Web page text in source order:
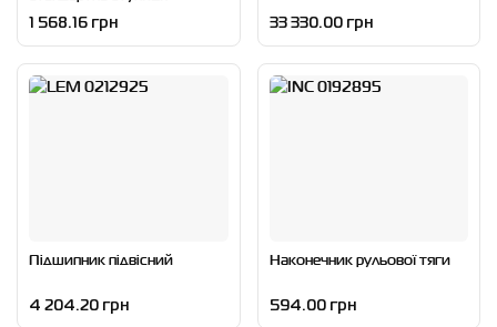
1 568.16 грн 33 330.00 грн
Підшипник підвісний
4 204.20 грн
Наконечник рульової тяги
594.00 грн